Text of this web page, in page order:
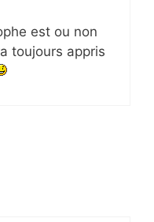
est ou non
toujours appris